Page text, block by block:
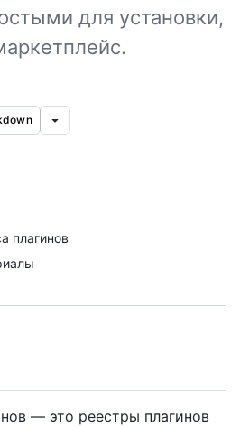
для установки,
плагинов
— это реестры плагинов